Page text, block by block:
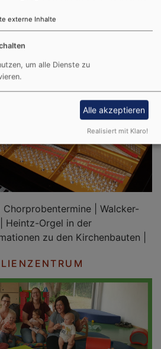
Spirituelles,
...
& KUNST
| Walcker-
Heintz-Orgel in der
zu den Kirchenbauten |
externe Inhalte
um alle Dienste zu
Alle akzeptieren
Realisiert mit Klaro!